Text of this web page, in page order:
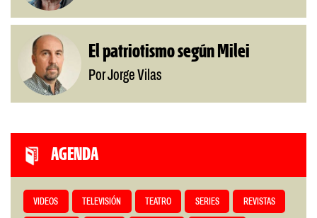
El patriotismo según Milei
Por Jorge Vilas
AGENDA
VIDEOS TELEVISIÓN TEATRO SERIES REVISTAS